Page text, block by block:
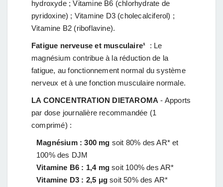
hydroxyde ; Vitamine B6 (chlorhydrate de
pyridoxine) ; Vitamine D3 (cholecalciferol) ;
Vitamine B2 (riboflavine).
Fatigue nerveuse et musculaire¹ : Le
magnésium contribue à la réduction de la
fatigue, au fonctionnement normal du système
nerveux et à une fonction musculaire normale.
LA CONCENTRATION DIETAROMA- Apports
par dose journalière recommandée (1
comprimé) :
Magnésium : 300 mg soit 80% des AR* et
100% des DJM
Vitamine B6 : 1,4 mg soit 100% des AR*
Vitamine D3 : 2,5 μg soit 50% des AR*